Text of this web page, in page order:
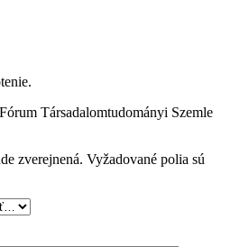
Társadalomtudományi Szemle
zverejnená. Vyžadované polia sú